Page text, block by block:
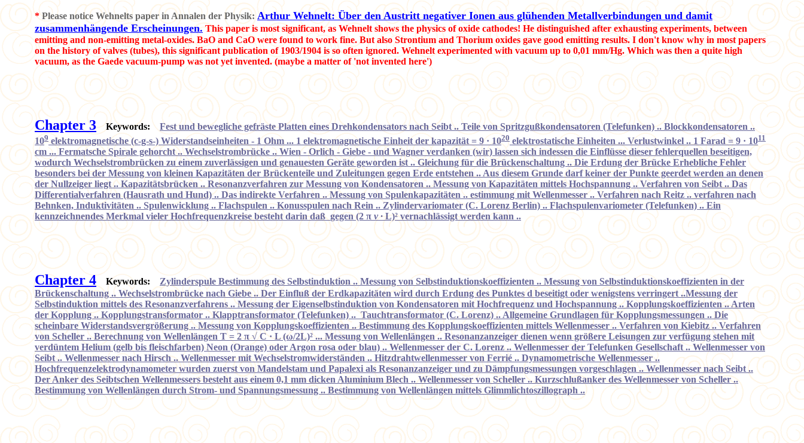
*Please notice Wehnelts paper in Annalen der Physik: Arthur Wehnelt: Über den Austritt negativer Ionen aus glühenden Metallverbindungen und damit
zusammenhängende Erscheinungen. This paper is most significant, as Wehnelt shows the physics of oxide cathodes! He distinguished after exhausting experiments, between
emitting and non-emitting metal-oxides. BaO and CaO were found to work fine. But also Strontium and Thorium oxides gave good emitting results. I don't know why in most papers
on the history of valves (tubes), this significant publication of 1903/1904 is so often ignored. Wehnelt experimented with vacuum up to 0,01 mm/Hg. Which was then a quite high
vacuum, as the Gaede vacuum-pump was not yet invented. (maybe a matter of 'not invented here')
Chapter 3Keywords: Fest und bewegliche gefräste Platten eines Drehkondensators nach Seibt .. Teile von Spritzgußkondensatoren (Telefunken) .. Blockkondensatoren ..
109elektromagnetische (c-g-s-) Widerstandseinheiten - 1 Ohm ... 1 elektromagnetische Einheit der kapazität = 9· 1020 elektrostatische Einheiten ... Verlustwinkel .. 1 Farad = 9 · 1011
cm ... Fermatsche Spirale gehorcht .. Wechselstrombrücke .. Wien - Orlich - Giebe - und Wagner verdanken (wir) lassen sich indessen die Einflüsse dieser fehlerquellen beseitigen,
wodurch Wechselstrombrücken zu einem zuverlässigen und genauesten Geräte geworden ist .. Gleichung für die Brückenschaltung .. Die Erdung der Brücke Erhebliche Fehler
besonders bei der Messung von kleinen Kapazitäten der Brückenteile und Zuleitungen gegen Erde entstehen .. Aus diesem Grunde darf keiner der Punkte geerdet werden an denen
der Nullzeiger liegt .. Kapazitätsbrücken .. Resonanzverfahren zur Messung von Kondensatoren .. Messung von Kapazitäten mittels Hochspannung .. Verfahren von Seibt .. Das
Differentialverfahren (Hausrath und Hund) .. Das indirekte Verfahren .. Messung von Spulenkapazitäten .. estimmung mit Wellenmesser .. Verfahren nach Reitz .. verfahren nach
Behnken, Induktivitäten .. Spulenwicklung .. Flachspulen .. Konusspulen nach Rein .. Zylindervariomater (C. Lorenz Berlin) .. Flachspulenvariometer (Telefunken) .. Ein
kennzeichnendes Merkmal vieler Hochfrequenzkreise besteht darin daß gegen (2 π v·L)² vernachlässigt werden kann ..
Chapter 4 Keywords: Zylinderspule Bestimmung des Selbstinduktion .. Messung von Selbstinduktionskoeffizienten .. Messung von Selbstinduktionskoeffizienten in der
Brückenschaltung .. Wechselstrombrücke nach Giebe .. Der Einfluß der Erdkapazitäten wird durch Erdung des Punktes d beseitigt oder wenigstens verringert ..Messung der
Selbstinduktion mittels des Resonanzverfahrens .. Messung der Eigenselbstinduktion von Kondensatoren mit Hochfrequenz und Hochspannung .. Kopplungskoeffizienten .. Arten
der Kopplung .. Kopplungstransformator .. Klapptransformator (Telefunken) .. Tauchtransformator (C. Lorenz) .. Allgemeine Grundlagen für Kopplungsmessungen .. Die
scheinbare Widerstandsvergrößerung .. Messung von Kopplungskoeffizienten .. Bestimmung des Kopplungskoeffizienten mittels Wellenmesser .. Verfahren von Kiebitz .. Verfahren
von Scheller .. Berechnung von Wellenlängen T = 2 π √ C · L (ω/2L)²... Messung von Wellenlängen .. Resonanzanzeiger dienen wenn größere Leisungen zur verfügung stehen mit
verdüntem Helium (gelb bis fleischfarben) Neon (Orange) oder Argon rosa oder blau) .. Wellenmesser der C. Lorenz .. Wellenmesser der Telefunken Gesellschaft .. Wellenmesser von
Seibt .. Wellenmesser nach Hirsch .. Wellenmesser mit Wechselstromwiderständen .. Hitzdrahtwellenmesser von Ferrié .. Dynamometrische Wellenmesser ..
Hochfrequenzelektrodynamometer wurden zuerst von Mandelstam und Papalexi als Resonanzanzeiger und zu Dämpfungsmessungen vorgeschlagen .. Wellenmesser nach Seibt ..
Der Anker des Seibtschen Wellenmessers besteht aus einem 0,1 mm dicken Aluminium Blech .. Wellenmesser von Scheller .. Kurzschlußanker des Wellenmesser von Scheller ..
Bestimmung von Wellenlängen durch Strom- und Spannungsmessung .. Bestimmung von Wellenlängen mittels Glimmlichtoszillograph ..